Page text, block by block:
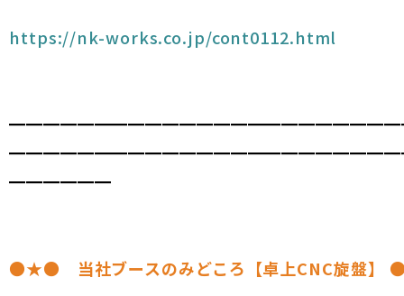
https://nk-works.co.jp/cont0112.html
━━━━━━
●★● 当社ブースのみどころ【卓上CNC旋盤